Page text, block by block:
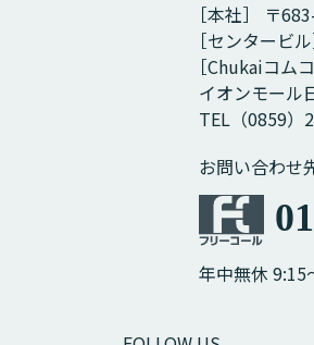
［本社］ 〒
［センタービ
［Chukaiコム
イオンモール
TEL（0859）
お問い合わせ
年中無休 9:15